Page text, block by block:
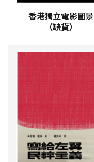
香港獨立電影圖景
（缺貨）